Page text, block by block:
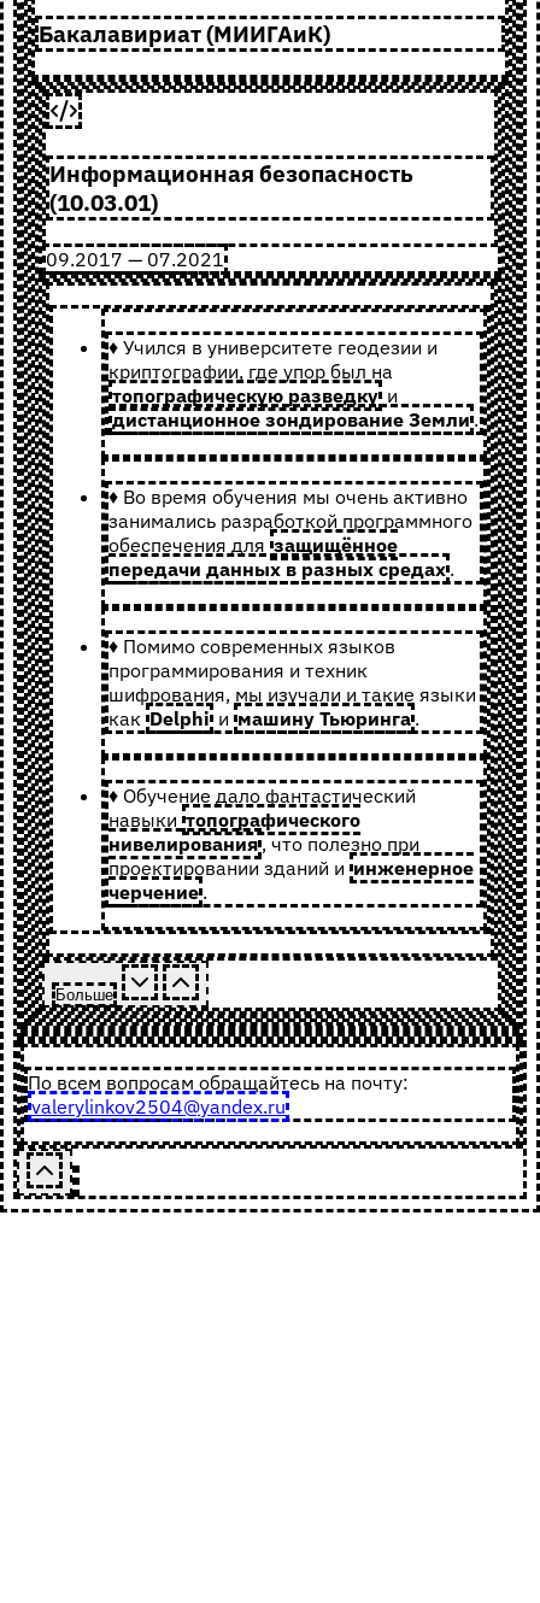
Бакалавириат (МИИГАиК)
Информационная безопасность
(10.03.01)
09.2017 — 07.2021
♦ Учился в университете геодезии и
криптографии, где упор был на
топографическую разведку и
дистанционное зондирование Земли .
♦ Во время обучения мы очень активно
занимались разработкой программного
обеспечения для защищённое
передачи данных в разных средах .
♦ Помимо современных языков
программирования и техник
шифрования, мы изучали и такие языки
как Delphi и машину Тьюринга .
♦ Обучение дало фантастический
навыки топографического
нивелирования , что полезно при
проектировании зданий и инженерное
черчение .
Больше
По всем вопросам обращайтесь на почту:
valerylinkov2504@yandex.ru